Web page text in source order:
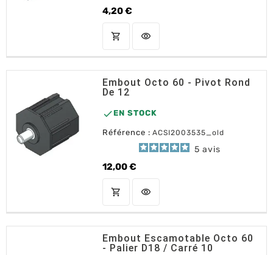
4,20 €
Prix
shopping_cart AJOUTER AU PANIER
visibility
Embout Octo 60 - Pivot Rond
De 12
 EN STOCK
Référence : ACSI2003535_old
5 avis
12,00 €
Prix
shopping_cart AJOUTER AU PANIER
visibility
Embout Escamotable Octo 60
- Palier D18 / Carré 10